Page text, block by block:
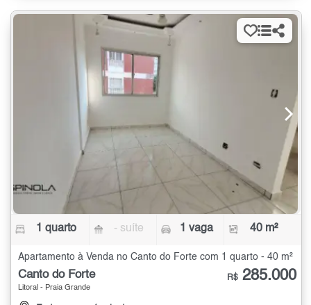
1 quarto - suíte 1 vaga 40 m²
Apartamento à Venda no Canto do Forte com 1 quarto - 40 m²
Canto do Forte
Litoral - Praia Grande
R$ 285.000